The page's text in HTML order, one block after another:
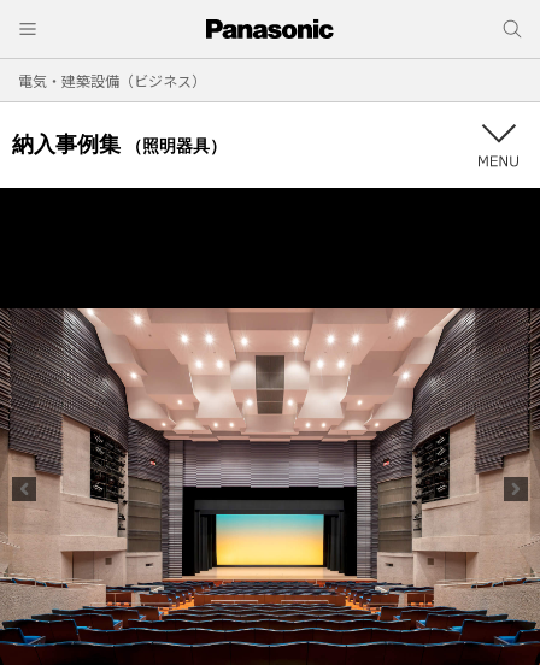
電気・建築設備（ビジネス）
納入事例集 （照明器具）